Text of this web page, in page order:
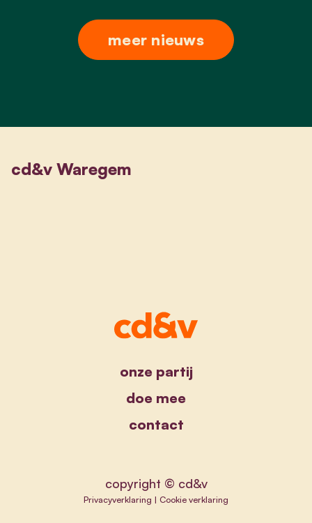
meer nieuws
cd&v Waregem
onze partij
doe mee
contact
copyright © cd&v
Privacyverklaring | Cookie verklaring